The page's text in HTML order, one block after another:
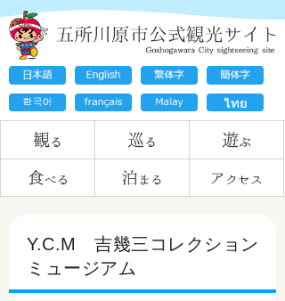
Y.C.M 吉幾三コレクション
ミュージアム